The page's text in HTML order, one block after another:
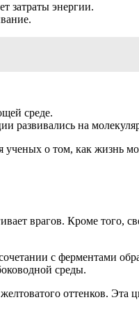
затраты энергии.
среде.
развивались на
о том, как жизнь
врагов. Кроме того,
с ферментами
среды.
оттенков. Эта